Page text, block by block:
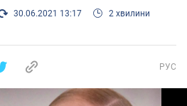
30.06.2021 13:17
2 хвилини
РУС